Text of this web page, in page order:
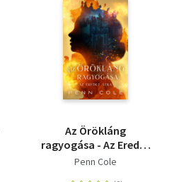
Az Örökláng
ragyogása - Az Eredet
átka - (Különleges
Penn Cole